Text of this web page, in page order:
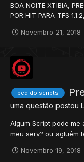
BOA NOITE XTIBIA,
POR HIT PARA TFS
PORQUE NAO QUERIA
Novembro 21, 2018
pedido scripts
uma questão postou
Algum Script pode
meu serv? ou agluém
Novembro 19, 2018